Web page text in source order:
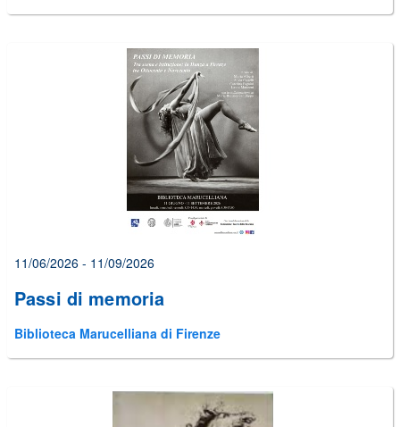
11/06/2026 - 11/09/2026
Passi di memoria
Biblioteca Marucelliana di Firenze